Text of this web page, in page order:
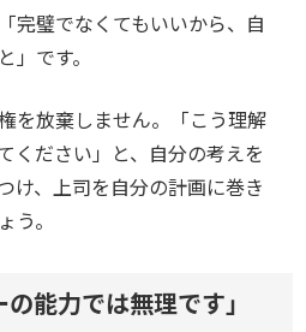
完璧でなくてもいいから、自
です。
を放棄しません。「こう理解
ください」と、自分の考えを
け、上司を自分の計画に巻き
う。
能力では無理です」